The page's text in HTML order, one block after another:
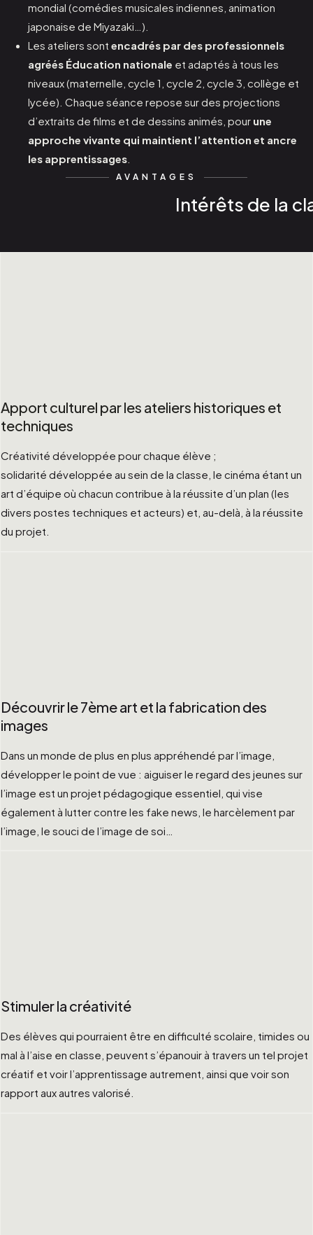
mondial (comédies musicales indiennes, animation
japonaise de Miyazaki…).
Les ateliers sont encadrés par des professionnels
agréés Éducation nationale et adaptés à tous les
niveaux (maternelle, cycle 1, cycle 2, cycle 3, collège et
lycée). Chaque séance repose sur des projections
d’extraits de films et de dessins animés, pour une
approche vivante qui maintient l’attention et ancre
les apprentissages
AVANTAGES
Intérêts de la
Apport culturel par les ateliers historiques et
techniques
Créativité développée pour chaque élève ;
solidarité développée au sein de la classe, le cinéma étant un
art d’équipe où chacun contribue à la réussite d’un plan (les
divers postes techniques et acteurs) et, au-delà, à la réussite
du projet.
Découvrir le 7ème art et la fabrication des
images
Dans un monde de plus en plus appréhendé par l’image,
développer le point de vue : aiguiser le regard des jeunes sur
l’image est un projet pédagogique essentiel, qui vise
également à lutter contre les fake news, le harcèlement par
l’image, le souci de l’image de soi…
Stimuler la créativité
Des élèves qui pourraient être en difficulté scolaire, timides ou
mal à l’aise en classe, peuvent s’épanouir à travers un tel projet
créatif et voir l’apprentissage autrement, ainsi que voir son
rapport aux autres valorisé.